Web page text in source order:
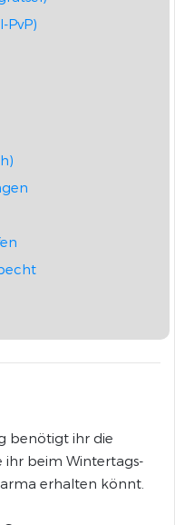
PvP)
benötigt ihr die
ihr beim Wintertags-
erhalten könnt.